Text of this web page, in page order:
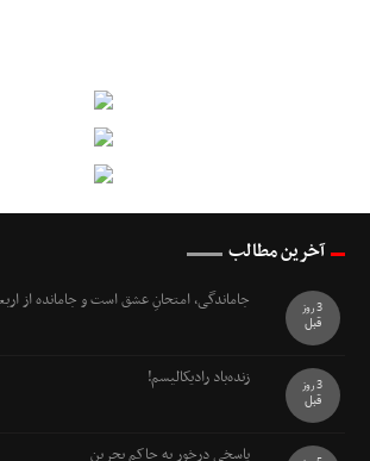
آخرین مطالب
جاماندگی، امتحانِ عشق است و جامانده از
3 روز
قبل
زنده‌باد رادیکالیسم!
3 روز
قبل
پاسخی درخور به حاکم بحرین